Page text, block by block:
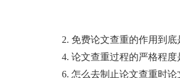
2. 免费论文查重的作用到底
4. 论文查重过程的严格程度
6. 怎么去制止论文查重时论